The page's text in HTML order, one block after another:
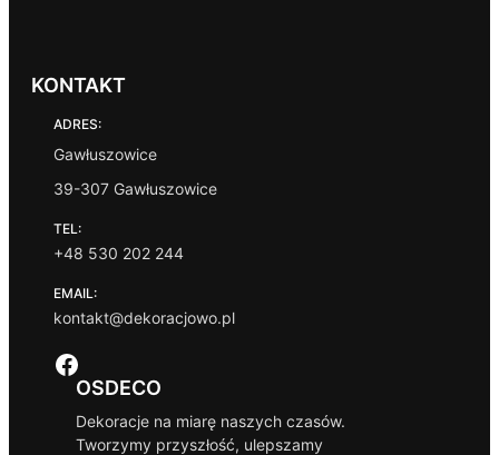
KONTAKT
ADRES:
Gawłuszowice
39-307 Gawłuszowice
TEL:
+48 530 202 244
EMAIL:
kontakt@dekoracjowo.pl
Facebook
OSDECO
Dekoracje na miarę naszych czasów.
Tworzymy przyszłość, ulepszamy